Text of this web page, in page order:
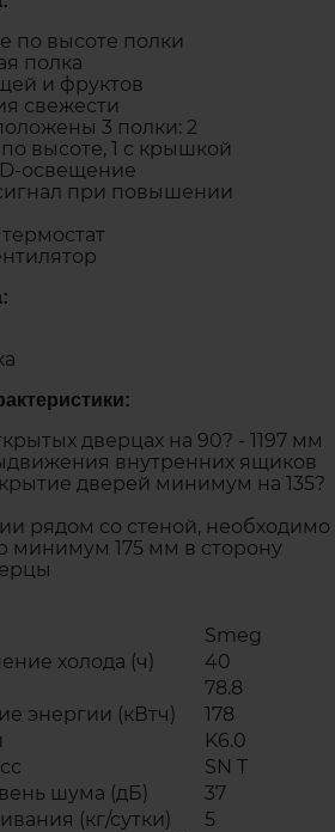
по высоте полки
полка
и фруктов
свежести
3 полки: 2
высоте, 1 с крышкой
освещение
при повышении
дверцах на 90? - 1197 мм
внутренних ящиков
дверей минимум на 135?
рядом со стеной, необходимо
минимум 175 мм в сторону
Smeg
холода (ч)
40
78.8
энергии (кВтч)
178
K6.0
SN T
шума (дБ)
37
(кг/сутки)
5